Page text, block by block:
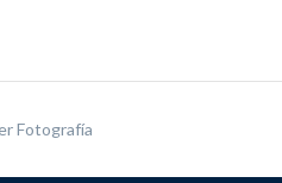
Fotografía